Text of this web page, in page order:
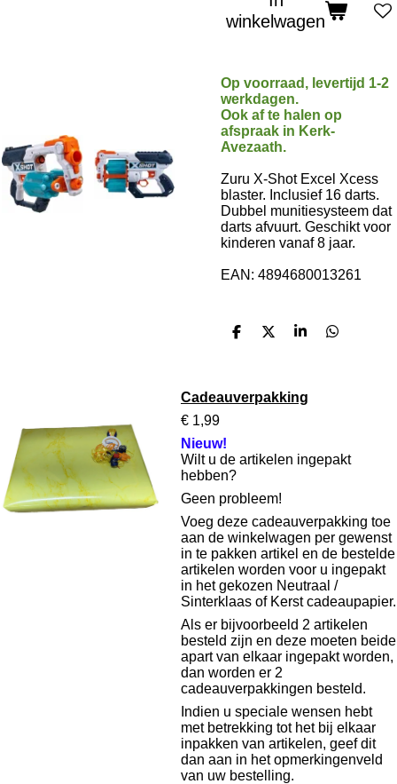
winkelwagen
Op voorraad, levertijd 1-2
werkdagen.
Ook af te halen op
afspraak in Kerk-
Avezaath.
Zuru X-Shot Excel Xcess
blaster. Inclusief 16 darts.
Dubbel munitiesysteem dat
darts afvuurt. Geschikt voor
kinderen vanaf 8 jaar.
EAN: 4894680013261
D
n
D
S
e
D
Cadeauverpakking
€ 1,99
Nieuw!
Wilt u de artikelen ingepakt
hebben?
Geen probleem!
Voeg deze cadeauverpakking toe
aan de winkelwagen per gewenst
in te pakken artikel en de bestelde
artikelen worden voor u ingepakt
in het gekozen Neutraal /
Sinterklaas of Kerst cadeaupapier.
Als er bijvoorbeeld 2 artikelen
besteld zijn en deze moeten beide
apart van elkaar ingepakt worden,
dan worden er 2
cadeauverpakkingen besteld.
Indien u speciale wensen hebt
met betrekking tot het bij elkaar
inpakken van artikelen, geef dit
dan aan in het opmerkingenveld
van uw bestelling.